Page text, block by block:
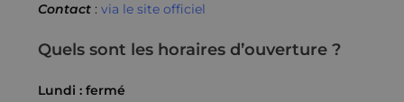
Contact :via le site officiel
Quels sont les horaires d’ouverture ?
Lundi : fermé